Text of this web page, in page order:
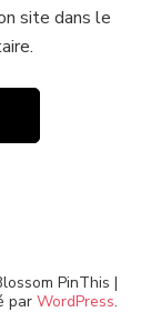
site dans le
PinThis |
par WordPress.